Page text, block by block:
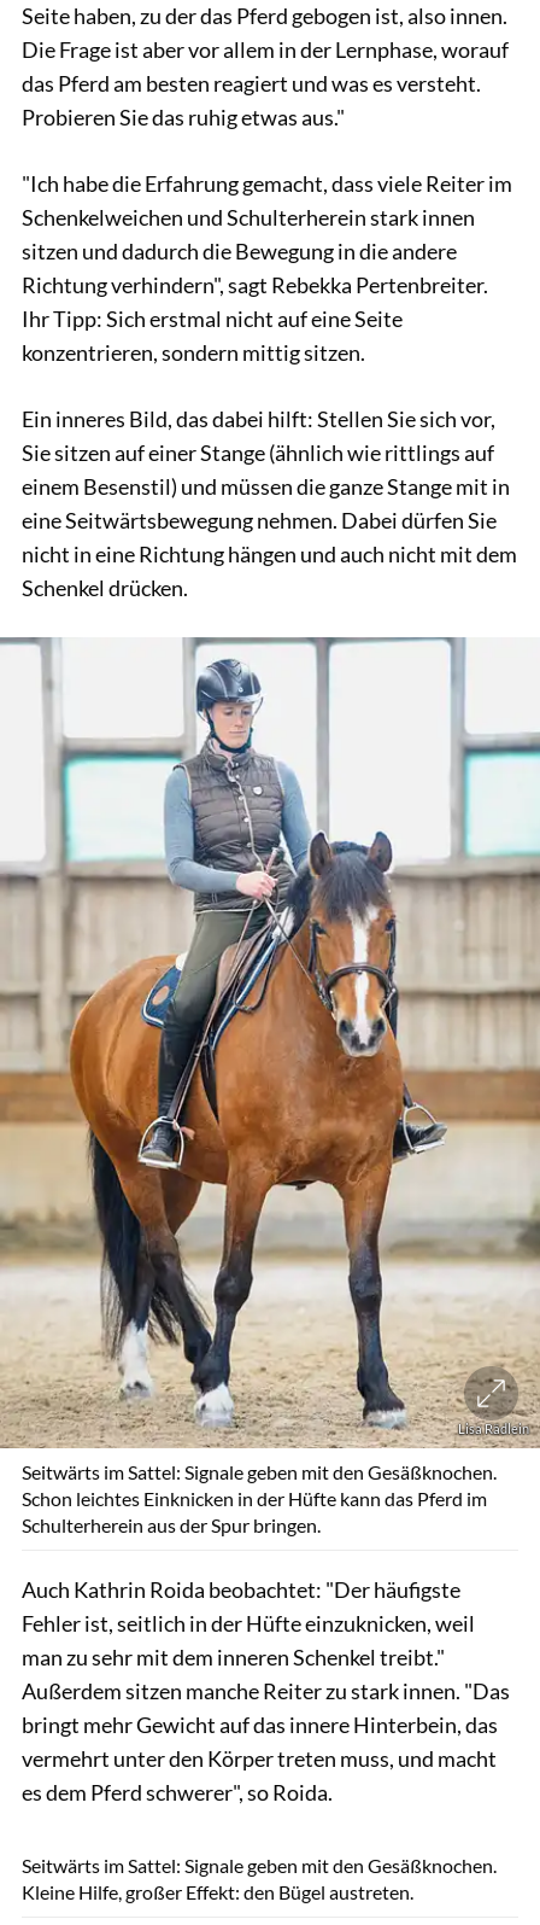
Seite haben, zu der das Pferd gebogen ist, also innen.
Die Frage ist aber vor allem in der Lernphase, worauf
das Pferd am besten reagiert und was es versteht.
Probieren Sie das ruhig etwas aus."
"Ich habe die Erfahrung gemacht, dass viele Reiter im
Schenkelweichen und Schulterherein stark innen
sitzen und dadurch die Bewegung in die andere
Richtung verhindern", sagt Rebekka Pertenbreiter.
Ihr Tipp: Sich erstmal nicht auf eine Seite
konzentrieren, sondern mittig sitzen.
Ein inneres Bild, das dabei hilft: Stellen Sie sich vor,
Sie sitzen auf einer Stange (ähnlich wie rittlings auf
einem Besenstil) und müssen die ganze Stange mit in
eine Seitwärtsbewegung nehmen. Dabei dürfen Sie
nicht in eine Richtung hängen und auch nicht mit dem
Schenkel drücken.
Lisa Rädlein
Seitwärts im Sattel: Signale geben mit den Gesäßknochen.
Schon leichtes Einknicken in der Hüfte kann das Pferd im
Schulterherein aus der Spur bringen.
Auch Kathrin Roida beobachtet: "Der häufigste
Fehler ist, seitlich in der Hüfte einzuknicken, weil
man zu sehr mit dem inneren Schenkel treibt."
Außerdem sitzen manche Reiter zu stark innen. "Das
bringt mehr Gewicht auf das innere Hinterbein, das
vermehrt unter den Körper treten muss, und macht
es dem Pferd schwerer", so Roida.
Seitwärts im Sattel: Signale geben mit den Gesäßknochen.
Kleine Hilfe, großer Effekt: den Bügel austreten.